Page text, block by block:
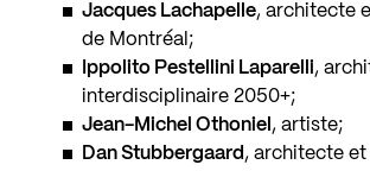
Jacques Lachapelle, architecte
de Montréal;
Ippolito Pestellini Laparelli,
interdisciplinaire 2050+;
Jean-Michel Othoniel , artiste;
Dan Stubbergaard , architecte